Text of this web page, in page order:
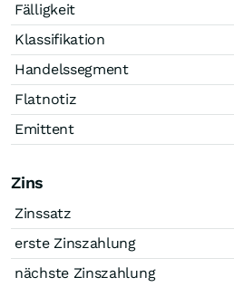
Fälligkeit
Klassifikation
Handelssegment
Flatnotiz
Emittent
Zins
Zinssatz
erste Zinszahlung
nächste Zinszahlung